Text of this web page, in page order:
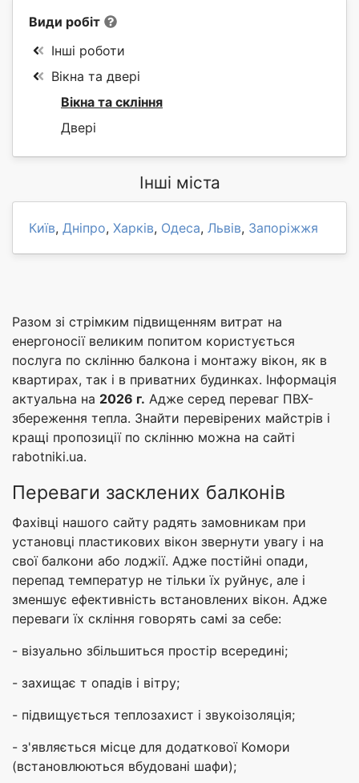
Види робіт
Інші роботи
Вікна та двері
Вікна та скління
Двері
Інші міста
Київ, Дніпро, Харків, Одеса, Львів, Запоріжжя
Разом зі стрімким підвищенням витрат на
енергоносії великим попитом користується
послуга по склінню балкона і монтажу вікон, як в
квартирах, так і в приватних будинках. Інформація
актуальна на 2026 г. Адже серед переваг ПВХ-
збереження тепла. Знайти перевірених майстрів і
кращі пропозиції по склінню можна на сайті
rabotniki.ua.
Переваги засклених балконів
Фахівці нашого сайту радять замовникам при
установці пластикових вікон звернути увагу і на
свої балкони або лоджії. Адже постійні опади,
перепад температур не тільки їх руйнує, але і
зменшує ефективність встановлених вікон. Адже
переваги їх скління говорять самі за себе:
- візуально збільшиться простір всередині;
- захищає т опадів і вітру;
- підвищується теплозахист і звукоізоляція;
- з'являється місце для додаткової Комори
(встановлюються вбудовані шафи);